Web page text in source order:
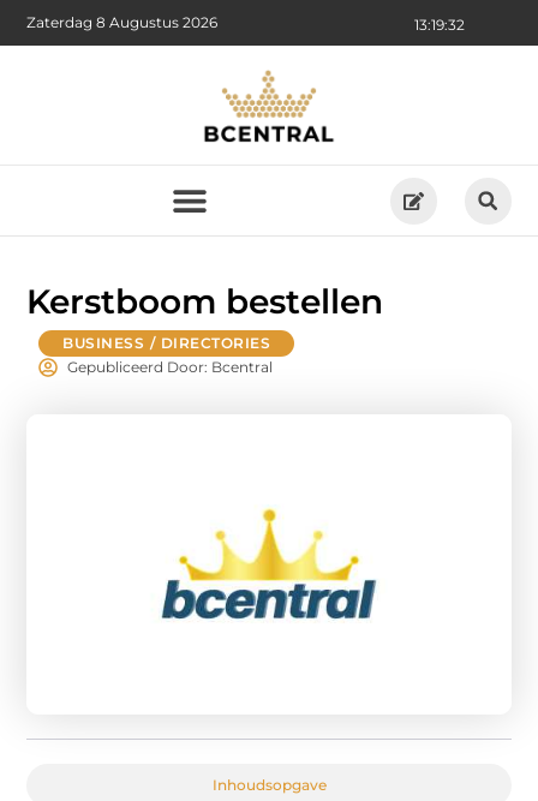
13:19:33
Zaterdag 8 Augustus 2026
Kerstboom bestellen
BUSINESS / DIRECTORIES
Gepubliceerd Door: Bcentral
Inhoudsopgave